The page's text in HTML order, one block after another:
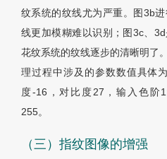
纹系统的纹线尤为严重。
图3b
线更加模糊难以识别； 图3c、
花纹系统的纹线逐步的清晰明了
理过程中涉及的参数数值具体
度-16，对比度27，输入色阶
255。
（三）指纹图像的增强